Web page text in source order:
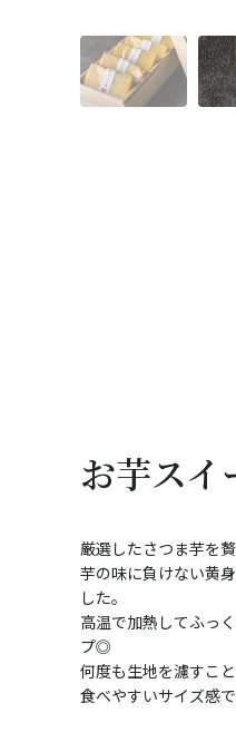
お芋スイ
厳選したさつま芋を贅
芋の味に負けない黄
した。
高温で加熱してふっ
プ◎
何度も生地を濾すこ
食べやすいサイズ感